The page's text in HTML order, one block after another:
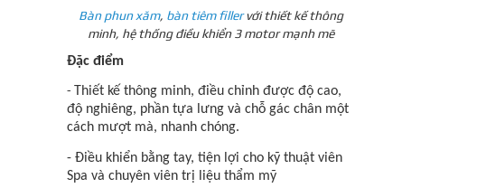
Bàn phun xăm, bàn tiêm fillervới thiết kế thông
minh, hệ thống điều khiển 3 motor mạnh mẽ
Đặc điểm
- Thiết kế thông minh, điều chỉnh được độ cao,
độ nghiêng, phần tựa lưng và chỗ gác chân một
cách mượt mà, nhanh chóng.
- Điều khiển bằng tay, tiện lợi cho kỹ thuật viên
Spa và chuyên viên trị liệu thẩm mỹ